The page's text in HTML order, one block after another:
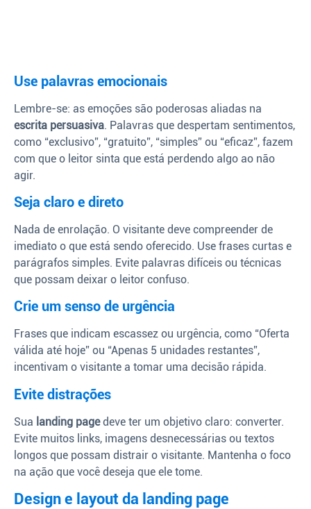
Use palavras emocionais
Lembre-se: as emoções são poderosas aliadas na
escrita persuasiva. Palavras que despertam sentimentos,
como “exclusivo”, “gratuito”, “simples” ou “eficaz”, fazem
com que o leitor sinta que está perdendo algo ao não
agir.
Seja claro e direto
Nada de enrolação. O visitante deve compreender de
imediato o que está sendo oferecido. Use frases curtas e
parágrafos simples. Evite palavras difíceis ou técnicas
que possam deixar o leitor confuso.
Crie um senso de urgência
Frases que indicam escassez ou urgência, como “Oferta
válida até hoje” ou “Apenas 5 unidades restantes”,
incentivam o visitante a tomar uma decisão rápida.
Evite distrações
Sua landing pagedeve ter um objetivo claro: converter.
Evite muitos links, imagens desnecessárias ou textos
longos que possam distrair o visitante. Mantenha o foco
na ação que você deseja que ele tome.
Design e layout da landing page